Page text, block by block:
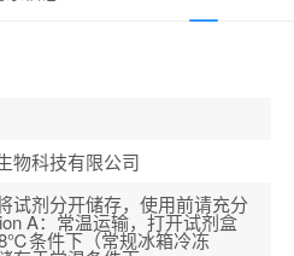
物科技有限公司
试剂分开储存，使用前请充分
A：常温运输，打开试剂盒
条件下（常规冰箱冷冻